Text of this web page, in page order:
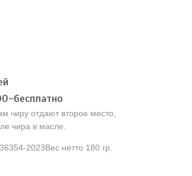
бесплатно
чиру отдают второе место,
чира в масле.
2023Вес нетто 180 гр.